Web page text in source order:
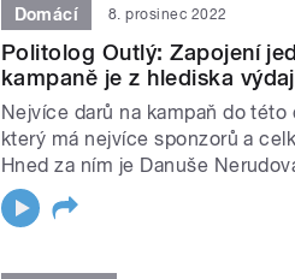
Domácí 8. prosinec 2022
Politolog Outlý: Zapojení
kampaně je z hlediska
Nejvíce darů na kampaň do
který má nejvíce sponzorů a
Hned za ním je Danuše